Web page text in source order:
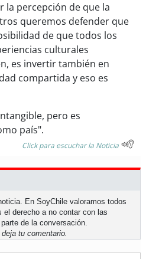
la percepción de que la
queremos defender que
de que todos los
culturales
es invertir también en
compartida y eso es
pero es
país".
Click para escuchar la Noticia
En SoyChile valoramos todos
derecho a no contar con las
de la conversación.
tu comentario.